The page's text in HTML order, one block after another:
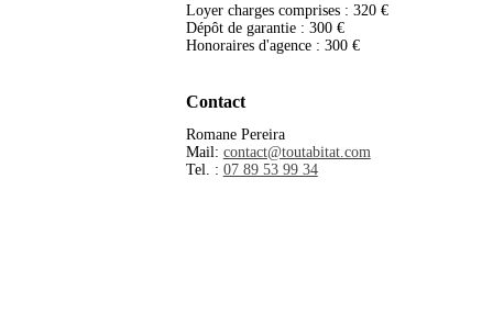
Loyer charges comprises : 320 €
Dépôt de garantie : 300 €
Honoraires d'agence : 300 €
Contact
Romane Pereira
Mail: contact@toutabitat.com
Tel. : 07 89 53 99 34